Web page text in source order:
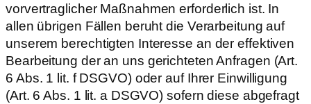
vorvertraglicher Maßnahmen erforderlich ist. In
allen übrigen Fällen beruht die Verarbeitung auf
unserem berechtigten Interesse an der effektiven
Bearbeitung der an uns gerichteten Anfragen (Art.
6 Abs. 1 lit. f DSGVO) oder auf Ihrer Einwilligung
(Art. 6 Abs. 1 lit. a DSGVO) sofern diese abgefragt